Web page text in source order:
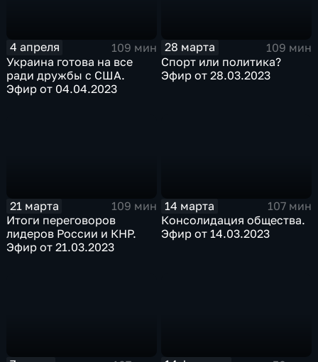
4 апреля
109 мин
Украина готова на все
ради дружбы с США.
Эфир от 04.04.2023
28 марта
109 мин
Спорт или политика?
Эфир от 28.03.2023
21 марта
109 мин
Итоги переговоров
лидеров России и КНР.
Эфир от 21.03.2023
14 марта
107 мин
Консолидация общества.
Эфир от 14.03.2023